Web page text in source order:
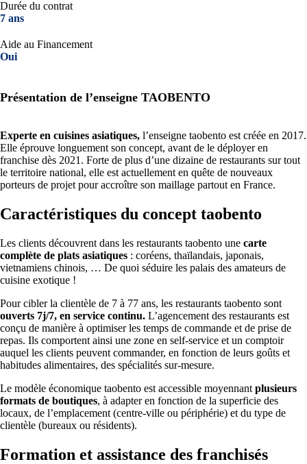
Durée du contrat
7 ans
Aide au Financement
Oui
Présentation de l’enseigne TAOBENTO
Experte en cuisines asiatiques, l’enseigne taobento est créée en 2017.
Elle éprouve longuement son concept, avant de le déployer en
franchise dès 2021. Forte de plus d’une dizaine de restaurants sur tout
le territoire national, elle est actuellement en quête de nouveaux
porteurs de projet pour accroître son maillage partout en France.
Caractéristiques du concept taobento
Les clients découvrent dans les restaurants taobento une carte
complète de plats asiatiques : coréens, thaïlandais, japonais,
vietnamiens chinois, … De quoi séduire les palais des amateurs de
cuisine exotique !
Pour cibler la clientèle de 7 à 77 ans, les restaurants taobento sont
ouverts 7j/7, en service continu. L’agencement des restaurants est
conçu de manière à optimiser les temps de commande et de prise de
repas. Ils comportent ainsi une zone en self-service et un comptoir
auquel les clients peuvent commander, en fonction de leurs goûts et
habitudes alimentaires, des spécialités sur-mesure.
Le modèle économique taobento est accessible moyennant plusieurs
formats de boutiques, à adapter en fonction de la superficie des
locaux, de l’emplacement (centre-ville ou périphérie) et du type de
clientèle (bureaux ou résidents).
Formation et assistance des franchisés